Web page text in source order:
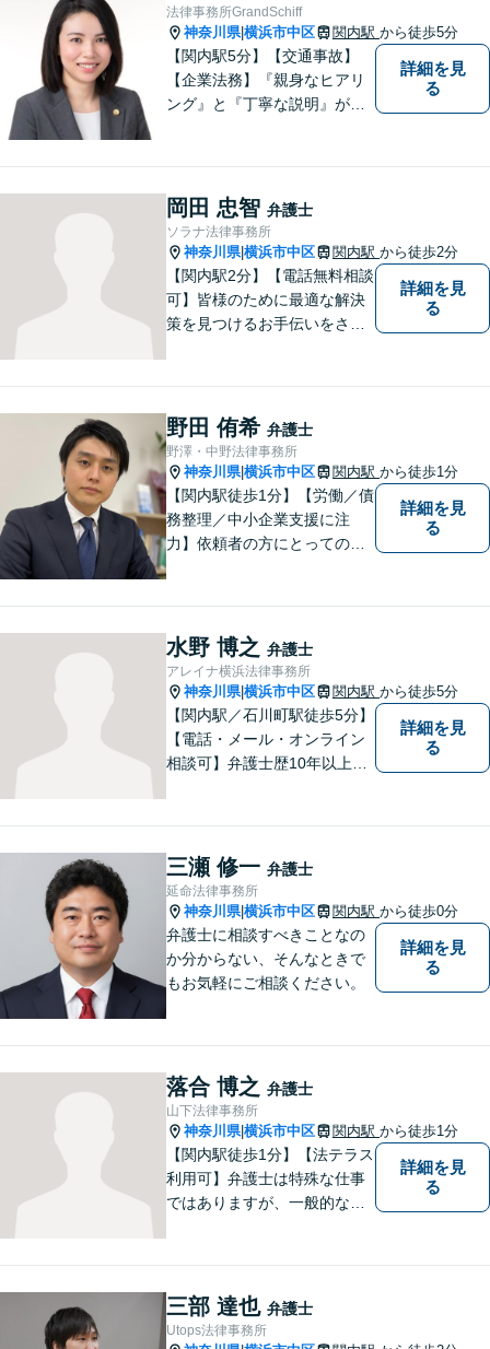
す。 お困りの方はぜひご相談
ください。
法律事務所GrandSchiff
神奈川県|横浜市中区 関内駅 から徒歩5分
【関内駅5分】【交通事故】
【企業法務】『親身なヒアリ
ング』と『丁寧な説明』がモ
頼者様が安心して将来を過ご
せるようになるための支援を
いたします。
詳細を見
る
岡田 忠智 弁護士
ソラナ法律事務所
神奈川県|横浜市中区 関内駅 から徒歩2分
【関内駅2分】【電話無料相談
可】皆様のために最適な解決
策を見つけるお手伝いをさせ
ポートを提供します。どうぞ
お気軽にご相談ください。
詳細を見
る
野田 侑希 弁護士
野澤・中野法律事務所
神奈川県|横浜市中区 関内駅 から徒歩1分
【関内駅徒歩1分】【労働／債
務整理／中小企業支援に注
力】依頼者の方にとっての
を最大限駆使したご提案をい
たします。【初回相談30分無
料】
詳細を見
る
水野 博之 弁護士
アレイナ横浜法律事務所
神奈川県|横浜市中区 関内駅 から徒歩5分
【関内駅／石川町駅徒歩5分】
【電話・メール・オンライン
相談可】弁護士歴10年以上！
てまいります。まずはお気軽
にご相談を！【法テラス対応
可】
詳細を見
る
三瀬 修一 弁護士
延命法律事務所
神奈川県|横浜市中区 関内駅 から徒歩0分
弁護士に相談すべきことなの
か分からない、そんなときで
もお気軽にご相談ください。
詳細を見
る
落合 博之 弁護士
山下法律事務所
神奈川県|横浜市中区 関内駅 から徒歩1分
【関内駅徒歩1分】【法テラス
利用可】弁護士は特殊な仕事
ではありますが、一般的な感
いただくことが、より良い解
決への第一歩です。法律問題
詳細を見
る
三部 達也 弁護士
Utops法律事務所